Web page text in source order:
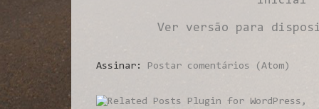
Ver versão para
Assinar: Postar comentários (Atom)